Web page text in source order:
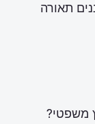
תאורה
משפטי?